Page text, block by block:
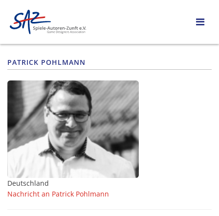
PATRICK POHLMANN
Deutschland
Nachricht an Patrick Pohlmann